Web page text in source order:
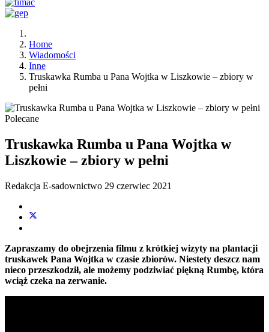
Home
Wiadomości
Inne
Truskawka Rumba u Pana Wojtka w Liszkowie – zbiory w
pełni
Polecane
Truskawka Rumba u Pana Wojtka w
Liszkowie – zbiory w pełni
Redakcja E-sadownictwo 29 czerwiec 2021
Zapraszamy do obejrzenia filmu z krótkiej wizyty na plantacji
truskawek Pana Wojtka w czasie zbiorów. Niestety deszcz nam
nieco przeszkodził, ale możemy podziwiać piękną Rumbę, która
wciąż czeka na zerwanie.